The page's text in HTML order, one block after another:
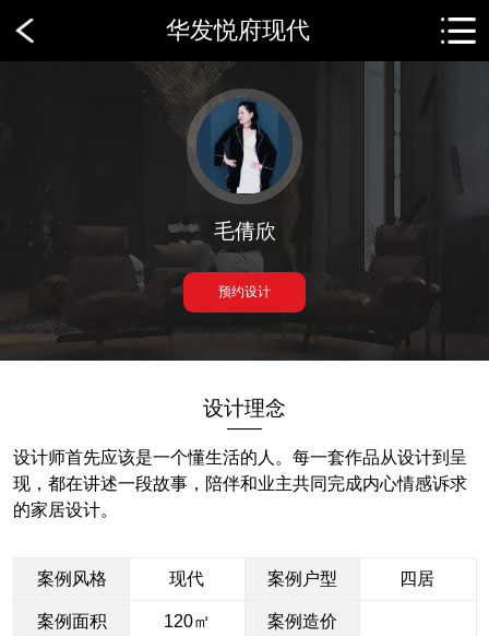
华发悦府现代
毛倩欣
预约设计
设计理念
——
设计师首先应该是一个懂生活的人。每一套作品从设计到呈
现，都在讲述一段故事，陪伴和业主共同完成内心情感诉求
的家居设计。
案例风格 现代 案例户型 四居
案例面积 120㎡ 案例造价